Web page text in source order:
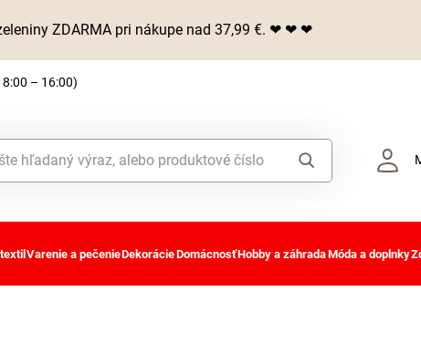
ZDARMA pri nákupe nad 37,99 €. ❤ ❤ ❤
8:00 – 16:00)
Varenie a pečenieDekorácieDomácnosťHobby a záhradaMóda a doplnky